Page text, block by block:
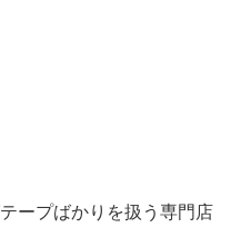
ープばかりを扱う専門店